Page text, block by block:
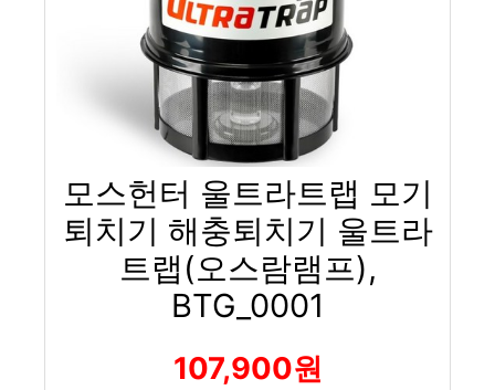
모스헌터 울트라트랩 모기
퇴치기 해충퇴치기 울트라
트랩(오스람램프),
BTG_0001
107,900원